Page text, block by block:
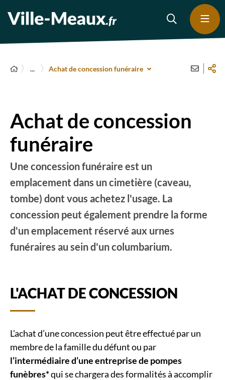
... Achat de concession funéraire
Achat de concession
funéraire
Une concession funéraire est un
emplacement dans un cimetière (caveau,
tombe) dont vous achetez l'usage. La
concession peut également prendre la forme
d'un emplacement réservé aux urnes
funéraires au sein d'un columbarium.
L'ACHAT DE CONCESSION
L’achat d’une concession peut être effectué par un
membre de la famille du défunt ou par
l’intermédiaire d’une entreprise de pompes
funèbres*qui se chargera des formalités à accomplir